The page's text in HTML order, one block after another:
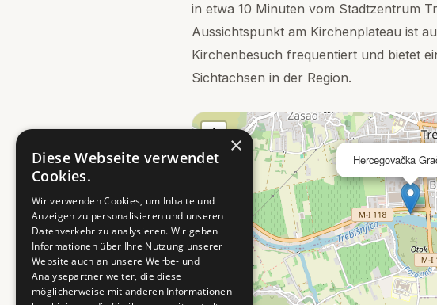
in etwa 10 Minuten vom Stadtzentrum
Aussichtspunkt am Kirchenplateau ist
Kirchenbesuch frequentiert und bietet
Sichtachsen in der Region.
Hercegovačka
+
− ×
Diese Webseite verwendet
Cookies.
Wir verwenden Cookies, um Inhalte und
Anzeigen zu personalisieren und unseren
Datenverkehr zu analysieren. Wir geben
Informationen über Ihre Nutzung unserer
Website auch an unsere Werbe- und
Analysepartner weiter, die diese
möglicherweise mit anderen Informationen